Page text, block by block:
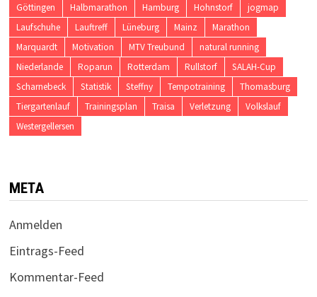
Göttingen
Halbmarathon Hamburg Hohnstorf
jogmap
Laufschuhe
Lauftreff Lüneburg Mainz
Marathon
Marquardt
Motivation MTV Treubund
natural running
Niederlande
Roparun Rotterdam Rullstorf
SALAH-Cup
Scharnebeck
Statistik Steffny Tempotraining
Thomasburg
Tiergartenlauf
Trainingsplan Traisa Verletzung
Volkslauf
Westergellersen
META
Anmelden
Eintrags-Feed
Kommentar-Feed